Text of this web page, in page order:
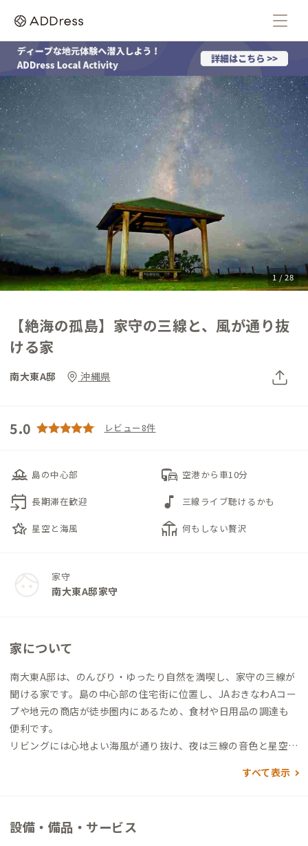
1 / 28
【絶海の孤島】家守の三線と、風が通り抜
ける家
南大東A邸 沖縄県
5.0 レビュー8件
houseboat 島の中心部 commute 空港から車10分
event_upcoming 長期滞在歓迎 music_note 三線ライブ聴けるかも
hotel_class 星空と海風 deck 何もしない贅沢
家守
南大東A邸家守
家について
南大東A邸は、のんびり・ゆったり自然を満喫し、家守の三線が
聞ける家です。島の中心部の住宅街に位置し、JAおきなわAコー
プや地元の商店が徒歩圏内にあるため、食材や日用品の調達も
便利です。
リビングには心地よい海風が通り抜け、夜は三線の音色と星空が
島内観光や釣り後に手早く調理できるキッチンも完備。
すべて表示
設備・備品・サービス